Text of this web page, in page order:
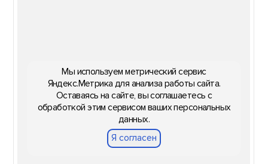
Мы используем метрический сервис
Яндекс.Метрика для анализа работы сайта.
Оставаясь на сайте, вы соглашаетесь с
обработкой этим сервисом ваших персональных
данных.
Я согласен